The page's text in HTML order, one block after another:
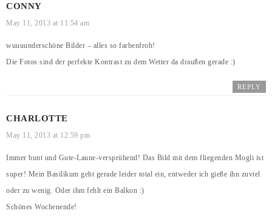
CONNY
May 11, 2013 at 11:54 am
wuuuunderschöne Bilder – alles so farbenfroh!
Die Fotos sind der perfekte Kontrast zu dem Wetter da draußen gerade :)
REPLY
CHARLOTTE
May 11, 2013 at 12:59 pm
Immer bunt und Gute-Laune-versprühend! Das Bild mit dem fliegenden Mogli ist
super! Mein Basilikum geht gerade leider total ein, entweder ich gieße ihn zuviel
oder zu wenig. Oder ihm fehlt ein Balkon :)
Schönes Wochenende!